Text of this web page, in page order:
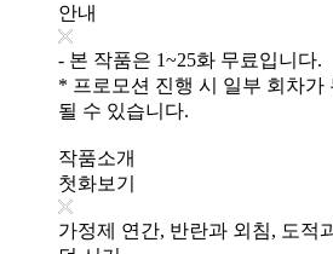
안내
- 본 작품은 1~25화 무료입니다.
* 프로모션 진행 시 일부 회차가
될 수 있습니다.
작품소개
첫화보기
가정제 연간, 반란과 외침, 도적